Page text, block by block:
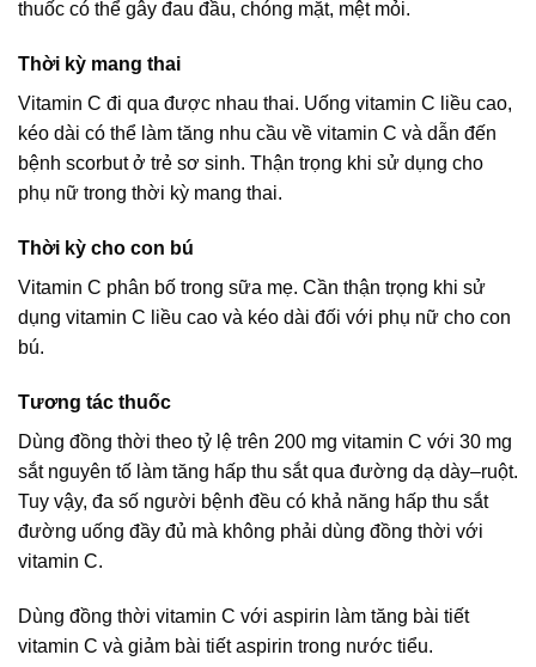
thuốc có thể gây đau đầu, chóng mặt, mệt mỏi.
Thời kỳ mang thai
Vitamin C đi qua được nhau thai. Uống vitamin C liều cao,
kéo dài có thể làm tăng nhu cầu về vitamin C và dẫn đến
bệnh scorbut ở trẻ sơ sinh. Thận trọng khi sử dụng cho
phụ nữ trong thời kỳ mang thai.
Thời kỳ cho con bú
Vitamin C phân bố trong sữa mẹ. Cần thận trọng khi sử
dụng vitamin C liều cao và kéo dài đối với phụ nữ cho con
bú.
Tương tác thuốc
Dùng đồng thời theo tỷ lệ trên 200 mg vitamin C với 30 mg
sắt nguyên tố làm tăng hấp thu sắt qua đường dạ dày–ruột.
Tuy vậy, đa số người bệnh đều có khả năng hấp thu sắt
đường uống đầy đủ mà không phải dùng đồng thời với
vitamin C.
Dùng đồng thời vitamin C với aspirin làm tăng bài tiết
vitamin C và giảm bài tiết aspirin trong nước tiểu.